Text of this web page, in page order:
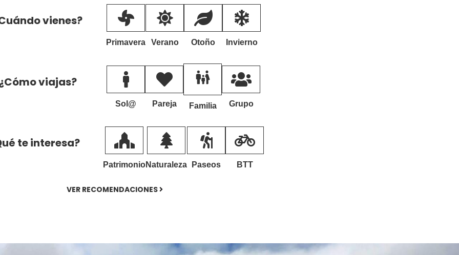
vienes?
Primavera Verano Otoño Invierno
viajas?
Sol@ Pareja Familia Grupo
te interesa?
PatrimonioNaturaleza Paseos BTT
VER RECOMENDACIONES